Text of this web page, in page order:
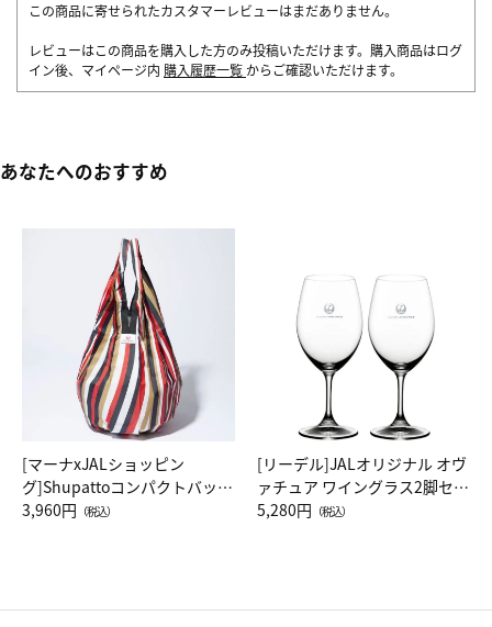
この商品に寄せられたカスタマーレビューはまだありません。
レビューはこの商品を購入した方のみ投稿いただけます。購入商品はログ
イン後、マイページ内 購入履歴一覧 からご確認いただけます。
あなたへのおすすめ
[マーナxJALショッピン
グ]Shupattoコンパクトバッグ
Drop JAL客室乗務員（LC）ス
3,960円 （税込）
[リーデル]JALオリジナル オヴ
ァチュア ワイングラス2脚セッ
ト（レッドワイン）
5,280円 （税込）